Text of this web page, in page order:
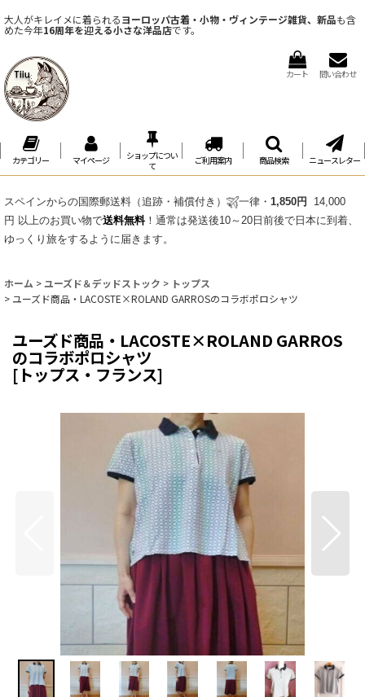
大人がキレイメに着られるヨーロッパ古着・小物・ヴィンテージ雑貨、新品も含
めた今年16周年を迎える小さな洋品店です。
カート 問い合わせ
カテゴリー マイページ
ショップについ
て
ご利用案内 商品検索 ニュースレター
スペインからの国際郵送料（追跡・補償付き） 一律・ 1,850円 14,000
円 以上のお買い物で送料無料！通常は発送後10～20日前後で日本に到着、
ゆっくり旅をするように届きます。
ホーム >ユーズド＆デッドストック > トップス
> ユーズド商品・LACOSTE×ROLAND GARROSのコラボポロシャツ
ユーズド商品・LACOSTE×ROLAND GARROS
のコラボポロシャツ
[ トップス・フランス]